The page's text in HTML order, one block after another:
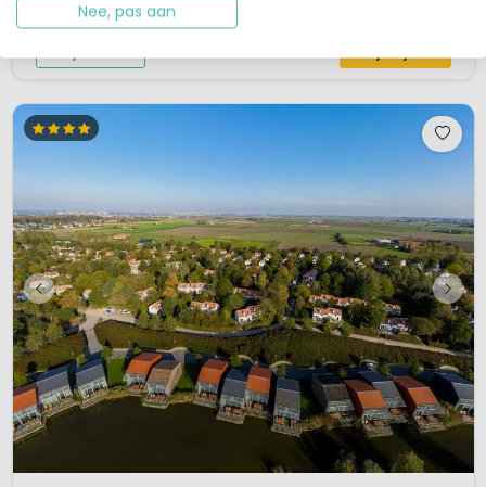
duinen.Een fijne camping voor het hele gezinOp deze middelgrote camping
Nee, pas aan